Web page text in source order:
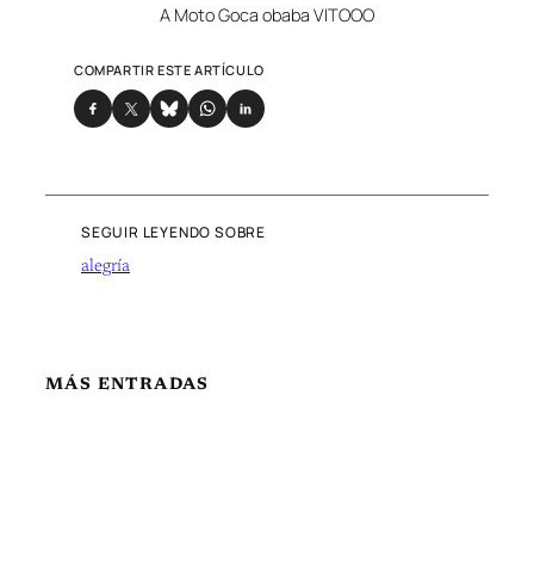
A Moto Goca obaba VITOOO
COMPARTIR ESTE ARTÍCULO
SEGUIR LEYENDO SOBRE
alegría
MÁS ENTRADAS